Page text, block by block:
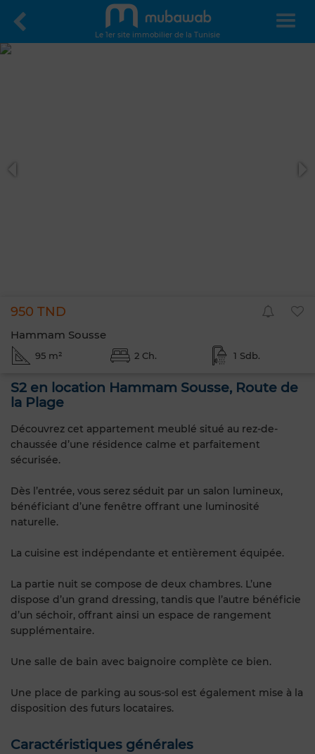
Le 1er site immobilier de la Tunisie
950 TND
Hammam Sousse
95 m² 2 Ch. 1 Sdb.
S2 en location Hammam Sousse, Route de
la Plage
Découvrez cet appartement meublé situé au rez-de-
chaussée d’une résidence calme et parfaitement
sécurisée.
Dès l’entrée, vous serez séduit par un salon lumineux,
bénéficiant d’une fenêtre offrant une luminosité
naturelle.
La cuisine est indépendante et entièrement équipée.
La partie nuit se compose de deux chambres. L’une
dispose d’un grand dressing, tandis que l’autre bénéficie
d’un séchoir, offrant ainsi un espace de rangement
supplémentaire.
Une salle de bain avec baignoire complète ce bien.
Une place de parking au sous-sol est également mise à la
disposition des futurs locataires.
Caractéristiques générales